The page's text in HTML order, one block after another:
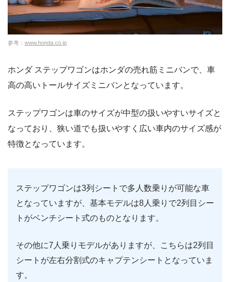
参考： www.honda.co.jp
ホンダ ステップワゴンはホンダの売れ筋ミニバンで、車
高の高いトールサイズミニバンとなっています。
ステップワゴンは車のサイズが中型の扱いやすいサイズと
なっており、狭い道でも扱いやすく広い車内のサイズ感が
特徴となっています。
ステップワゴンは3列シートで多人数乗りが可能な車
となっていますが、基本モデルは8人乗りで2列目シー
トがベンチシート式のものとなります。
その他に7人乗りモデルがありますが、こちらは2列目
シートが左右分割式のキャプテンシートとなっていま
す。